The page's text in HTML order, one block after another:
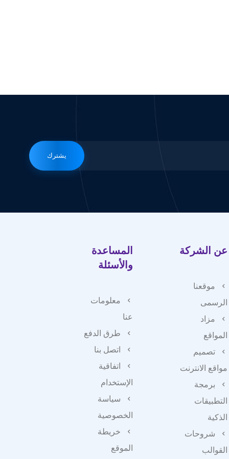
يشترك
عن الشركة
موقعنا
الرسمى
مزاد
المواقع
تصميم
مواقع الانترنت
برمجة
التطبيقات
الذكية
شروحات
القوالب
المساعدة
والأسئلة
معلومات
عنا
طرق الدفع
اتصل بنا
اتفاقية
الإستخدام
سياسة
الخصوصية
خريطة
الموقع